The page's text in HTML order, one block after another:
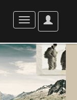
User
Options
Toggle
navigation